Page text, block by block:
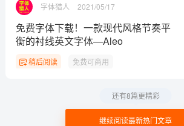
字体猎人 2021/05/17
免费字体下载！一款现代风格节奏平
衡的衬线英文字体—Aleo
稍后阅读 免费可商用
继续阅读最新热门文章
还有8篇更精彩